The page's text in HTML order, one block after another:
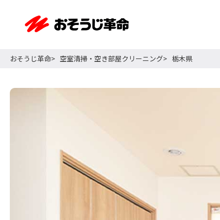
おそうじ革命 空室清掃・空き部屋クリーニング 栃木県